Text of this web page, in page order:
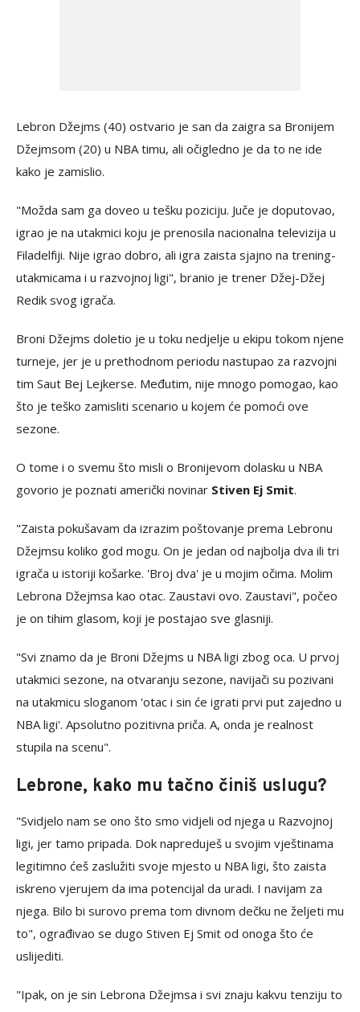
Lebron Džejms (40) ostvario je san da zaigra sa Bronijem
Džejmsom (20) u NBA timu, ali očigledno je da to ne ide
kako je zamislio.
"Možda sam ga doveo u tešku poziciju. Juče je doputovao,
igrao je na utakmici koju je prenosila nacionalna televizija u
Filadelfiji. Nije igrao dobro, ali igra zaista sjajno na trening-
utakmicama i u razvojnoj ligi", branio je trener Džej-Džej
Redik svog igrača.
Broni Džejms doletio je u toku nedjelje u ekipu tokom njene
turneje, jer je u prethodnom periodu nastupao za razvojni
tim Saut Bej Lejkerse. Međutim, nije mnogo pomogao, kao
što je teško zamisliti scenario u kojem će pomoći ove
sezone.
O tome i o svemu što misli o Bronijevom dolasku u NBA
govorio je poznati američki novinar Stiven Ej Smit.
"Zaista pokušavam da izrazim poštovanje prema Lebronu
Džejmsu koliko god mogu. On je jedan od najbolja dva ili tri
igrača u istoriji košarke. 'Broj dva' je u mojim očima. Molim
Lebrona Džejmsa kao otac. Zaustavi ovo. Zaustavi", počeo
je on tihim glasom, koji je postajao sve glasniji.
"Svi znamo da je Broni Džejms u NBA ligi zbog oca. U prvoj
utakmici sezone, na otvaranju sezone, navijači su pozivani
na utakmicu sloganom 'otac i sin će igrati prvi put zajedno u
NBA ligi'. Apsolutno pozitivna priča. A, onda je realnost
stupila na scenu".
Lebrone, kako mu tačno činiš uslugu?
"Svidjelo nam se ono što smo vidjeli od njega u Razvojnoj
ligi, jer tamo pripada. Dok napreduješ u svojim vještinama
legitimno ćeš zaslužiti svoje mjesto u NBA ligi, što zaista
iskreno vjerujem da ima potencijal da uradi. I navijam za
njega. Bilo bi surovo prema tom divnom dečku ne željeti mu
to", ograđivao se dugo Stiven Ej Smit od onoga što će
uslijediti.
"Ipak, on je sin Lebrona Džejmsa i svi znaju kakvu tenziju to